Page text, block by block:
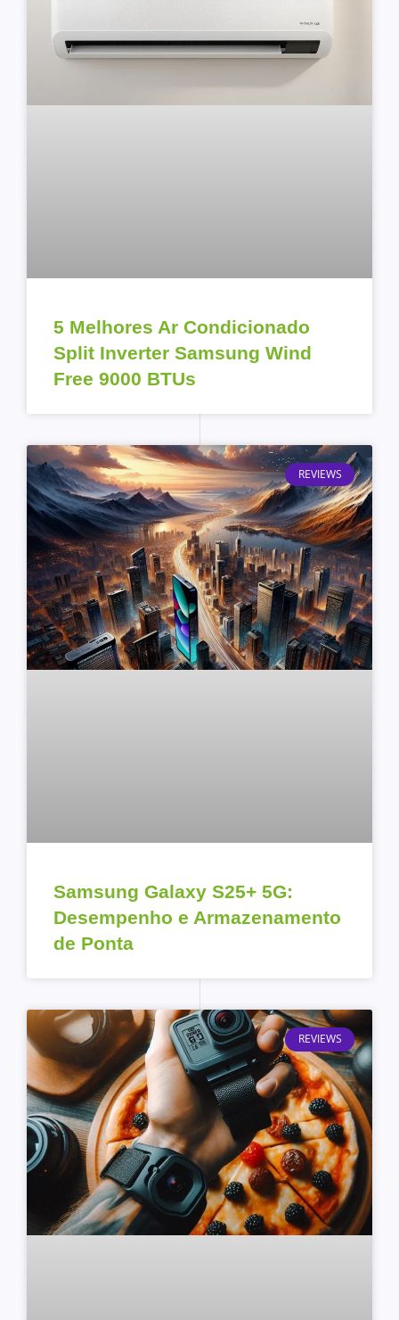
5 Melhores Ar Condicionado
Split Inverter Samsung Wind
Free 9000 BTUs
REVIEWS
Samsung Galaxy S25+ 5G:
Desempenho e Armazenamento
de Ponta
REVIEWS